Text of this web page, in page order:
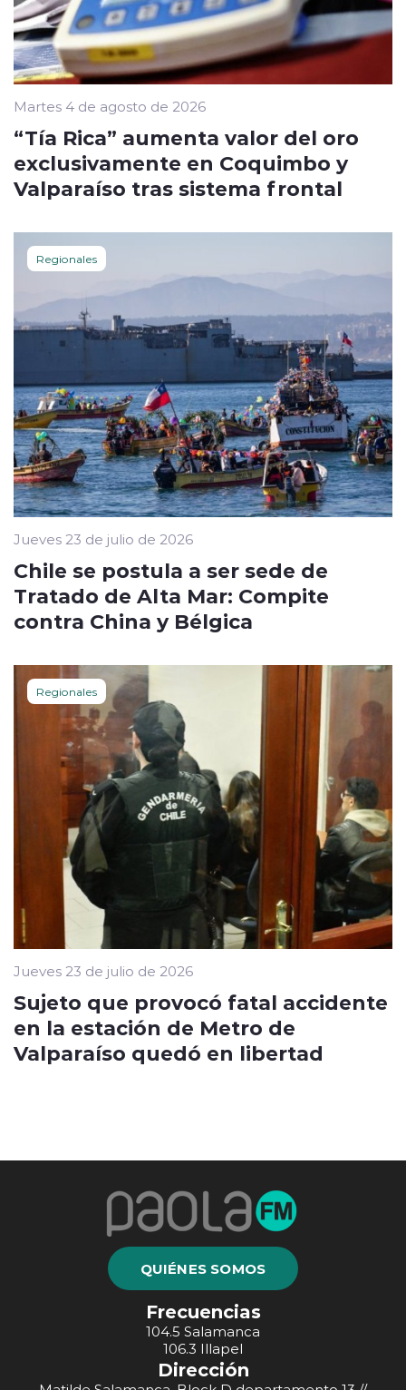
Martes 4 de agosto de 2026
“Tía Rica” aumenta valor del oro
exclusivamente en Coquimbo y
Valparaíso tras sistema frontal
Regionales
Jueves 23 de julio de 2026
Chile se postula a ser sede de
Tratado de Alta Mar: Compite
contra China y Bélgica
Regionales
Jueves 23 de julio de 2026
Sujeto que provocó fatal accidente
en la estación de Metro de
Valparaíso quedó en libertad
QUIÉNES SOMOS
Frecuencias
104.5 Salamanca
106.3 Illapel
Dirección